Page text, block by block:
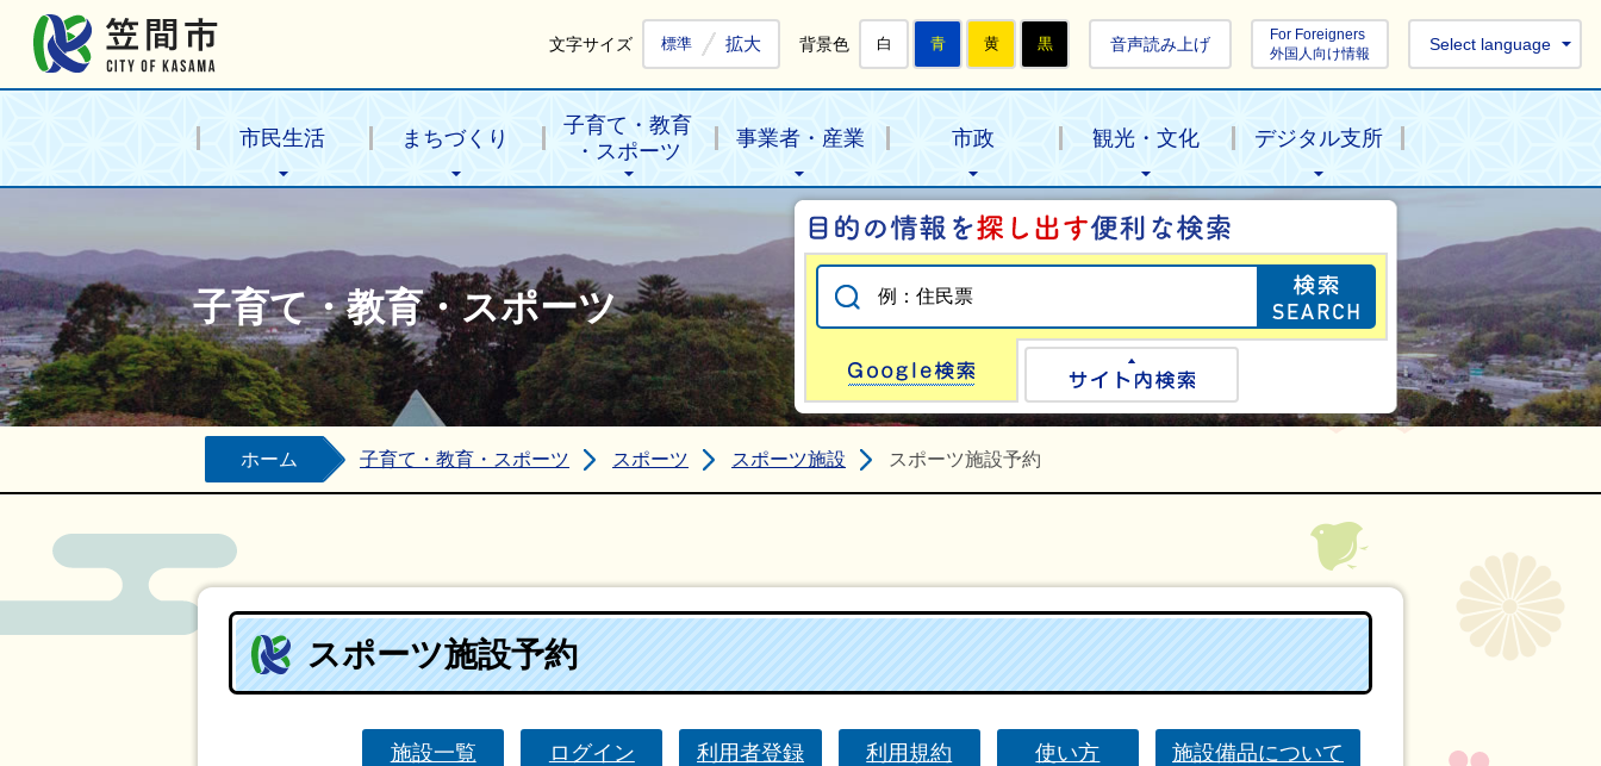
文字サイズ 標準 拡大 背景色 白 青 黄 黒 音声読み上げ
For Foreigners
外国人向け情報
Select language
市民生活 まちづくり
子育て・教育
・スポーツ
事業者・産業 市政 観光・文化 デジタル支所
子育て・教育・スポーツ
目的の情報を探
Google検索
ホーム 子育て・教育・スポーツ スポーツ スポーツ施設 スポーツ施設予約
スポーツ施設予約
施設一覧 ログイン 利用者登録 利用規約 使い方 施設備品について